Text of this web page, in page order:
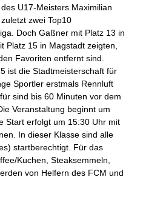
U17-Meisters Maximilian
zwei Top10
Doch Gaßner mit Platz 13 in
Platz 15 in Magstadt zeigten,
Favoriten entfernt sind.
ist die Stadtmeisterschaft für
Sportler erstmals Rennluft
sind bis 60 Minuten vor dem
Veranstaltung beginnt um
Start erfolgt um 15:30 Uhr mit
In dieser Klasse sind alle
startberechtigt. Für das
Kuchen, Steaksemmeln,
von Helfern des FCM und